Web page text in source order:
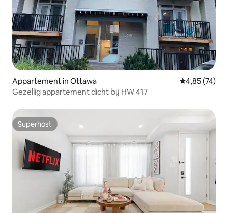
Appartement in Ottawa Gemiddelde
4,85 (74)
Gezellig appartement dicht bij HW 417
Superhost
Superhost